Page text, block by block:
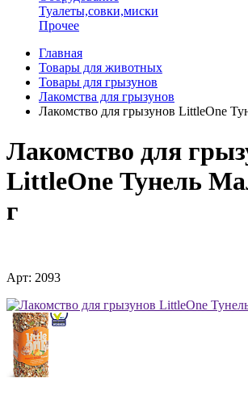
Туалеты,совки,миски
Прочее
Главная
Товары для животных
Товары для грызунов
Лакомства для грызунов
Лакомство для грызунов LittleOne
Лакомство для
LittleOne Тунель
г
Арт: 2093